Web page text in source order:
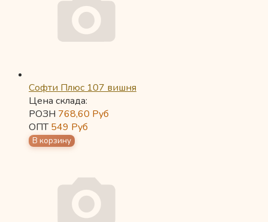
Софти Плюс 107 вишня
Цена склада:
РОЗН 768,60 Руб
ОПТ549 Руб